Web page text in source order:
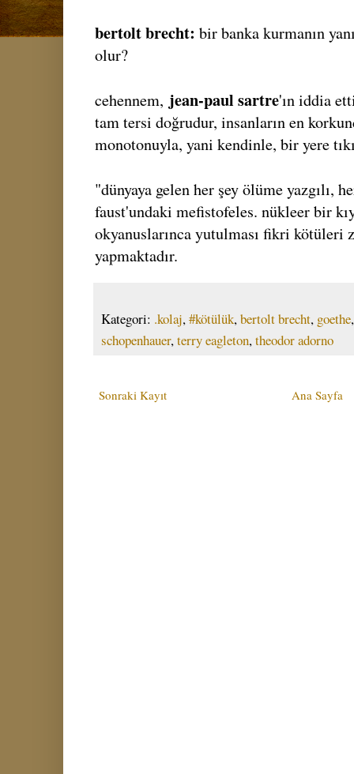
bertolt brecht: bir banka kurmanın
olur?
cehennem, jean-paul sartre'ın iddia
tam tersi doğrudur, insanların en
monotonuyla, yani kendinle, bir yere
"dünyaya gelen her şey ölüme yazgılı,
faust'undaki mefistofeles. nükleer bir
okyanuslarınca yutulması fikri kötüleri
yapmaktadır.
Kategori: .kolaj,#kötülük,bertolt brecht, goethe
schopenhauer,terry eagleton,theodor adorno
Sonraki Kayıt Ana Sayfa